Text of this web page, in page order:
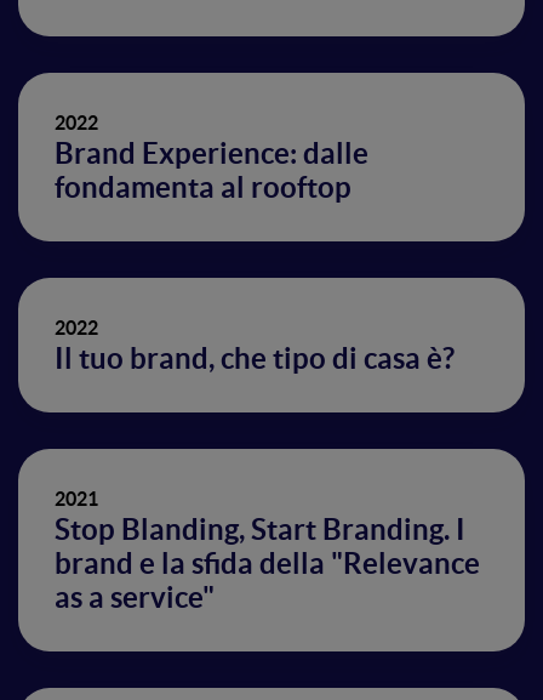
2022
Brand Experience: dalle
fondamenta al rooftop
2022
Il tuo brand, che tipo di casa è?
2021
Stop Blanding, Start Branding. I
brand e la sfida della "Relevance
as a service"